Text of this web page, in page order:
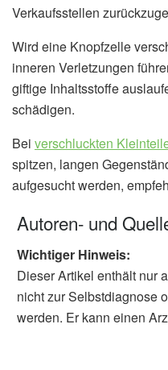
Verkaufsstellen
Wird eine Knopfzelle
inneren Verletzungen
giftige Inhaltsstoffe
schädigen.
Bei verschluckten
spitzen, langen
aufgesucht werden,
Autoren- und
Wichtiger Hinweis:
Dieser Artikel enthält nur
nicht zur Selbstdiagnose
werden. Er kann einen